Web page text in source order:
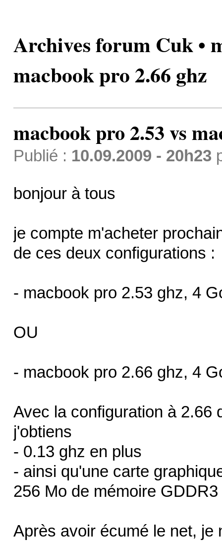
Archives forum Cuk •
macbook pro 2.66 ghz
macbook pro 2.53 vs
Publié : 10.09.2009 - 20h23
bonjour à tous
je compte m'acheter
de ces deux configurations :
- macbook pro 2.53 ghz, 4
OU
- macbook pro 2.66 ghz, 4
Avec la configuration à 2.66
j'obtiens
- 0.13 ghz en plus
- ainsi qu'une carte
256 Mo de mémoire GDDR3
Après avoir écumé le net, je